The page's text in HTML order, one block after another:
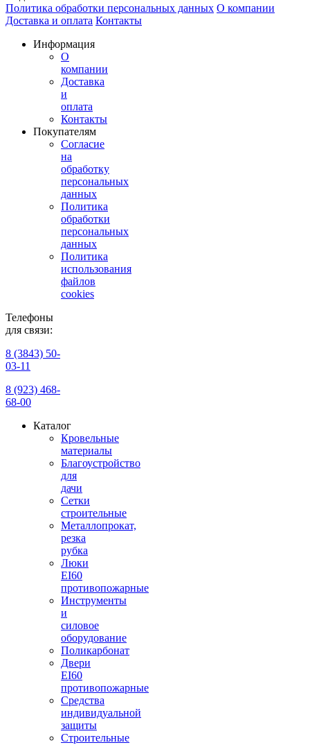
Политика обработки персональных данных О компании
Доставка и оплата Контакты
Информация
О
компании
Доставка
и
оплата
Контакты
Покупателям
Согласие
на
обработку
персональных
данных
Политика
обработки
персональных
данных
Политика
использования
файлов
cookies
Телефоны
для связи:
8 (3843) 50-
03-11
8 (923) 468-
68-00
Каталог
Кровельные
материалы
Благоустройство
для
дачи
Сетки
строительные
Металлопрокат,
резка
рубка
Люки
EI60
противопожарные
Инструменты
и
силовое
оборудование
Поликарбонат
Двери
EI60
противопожарные
Средства
индивидуальной
защиты
Строительные